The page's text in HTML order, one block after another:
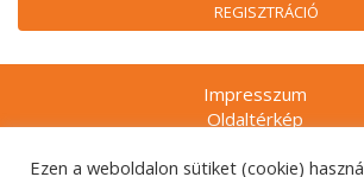
REGISZTRÁCIÓ
Impresszum
Oldaltérkép
Adatkezelési tájékoztatók
Ezen a weboldalon sütiket (cookie)